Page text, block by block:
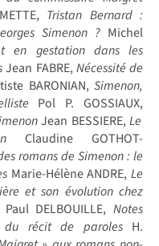
Tristan Bernard :
Simenon ?Michel
en gestation dans les
Jean FABRE,Nécessité de
BARONIAN,Simenon,
Pol P. GOSSIAUX,
Jean BESSIERE,Le
Claudine GOTHOT-
romans de Simenon : le
Marie-Hélène ANDRE, Le
et son évolution chez
DELBOUILLE, Notes
récit de parolesH.